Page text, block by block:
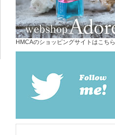
HMCAのショッピングサイトはこちら